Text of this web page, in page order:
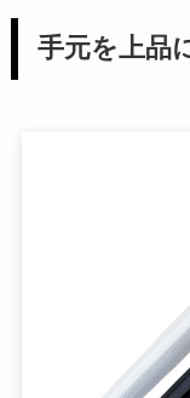
手元を上品